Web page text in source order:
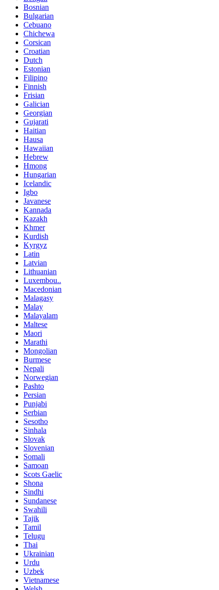
Bosnian
Bulgarian
Cebuano
Chichewa
Corsican
Croatian
Dutch
Estonian
Filipino
Finnish
Frisian
Galician
Georgian
Gujarati
Haitian
Hausa
Hawaiian
Hebrew
Hmong
Hungarian
Icelandic
Igbo
Javanese
Kannada
Kazakh
Khmer
Kurdish
Kyrgyz
Latin
Latvian
Lithuanian
Luxembou..
Macedonian
Malagasy
Malay
Malayalam
Maltese
Maori
Marathi
Mongolian
Burmese
Nepali
Norwegian
Pashto
Persian
Punjabi
Serbian
Sesotho
Sinhala
Slovak
Slovenian
Somali
Samoan
Scots Gaelic
Shona
Sindhi
Sundanese
Swahili
Tajik
Tamil
Telugu
Thai
Ukrainian
Urdu
Uzbek
Vietnamese